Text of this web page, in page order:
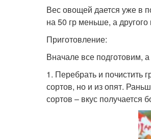
Вес овощей дается уже в
на 50 гр меньше, а
Приготовление:
Вначале все подготовим,
1. Перебрать и почистить
сортов, но и из опят.
сортов – вкус